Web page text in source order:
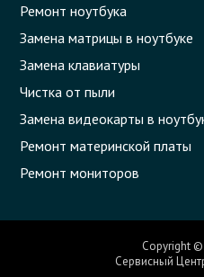
Ремонт ноутбука
Замена матрицы в ноутбуке
Замена клавиатуры
Чистка от пыли
Замена видеокарты в
Ремонт материнской платы
Ремонт мониторов
Copyright
Сервисный